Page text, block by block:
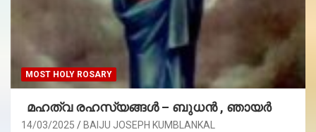
MOST HOLY ROSARY
മഹത്വ രഹസ്യങ്ങള്‍ – ബുധൻ , ഞായർ
14/03/2025 BAIJU JOSEPH KUMBLANKAL